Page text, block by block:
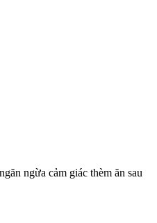
ngừa cảm giác thèm ăn sau